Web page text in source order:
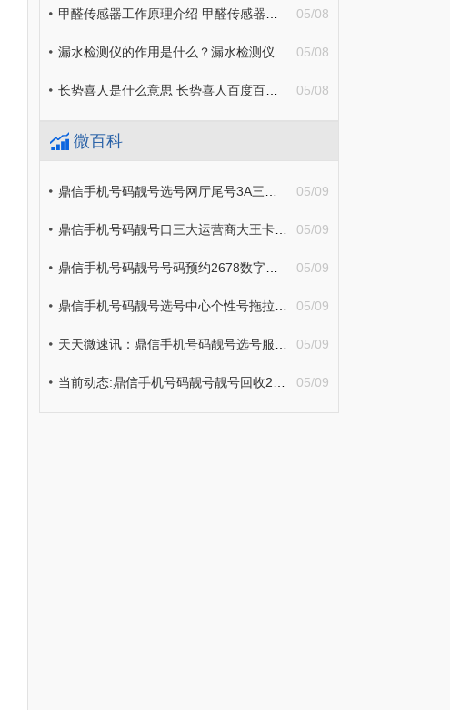
05/08
甲醛传感器工作原理介绍 甲醛传感器分类有哪些？
05/08
漏水检测仪的作用是什么？漏水检测仪原理详细介绍
05/08
长势喜人是什么意思 长势喜人百度百科 焦点播报
微百科
05/09
鼎信手机号码靓号选号网厅尾号3A三顺|3顺号111|222网上
05/09
鼎信手机号码靓号口三大运营商大王卡豹子号发财号555|666各类号码精选
05/09
鼎信手机号码靓号号码预约2678数字号码组合555|666当面办理服务
05/09
鼎信手机号码靓号选号中心个性号拖拉机顺子号888|777网上
05/09
天天微速讯：鼎信手机号码靓号选号服务AAA|4A|7托1333|999号码定制中心
05/09
当前动态:鼎信手机号码靓号靓号回收2678数字号码组合6666|5555各类号码精选